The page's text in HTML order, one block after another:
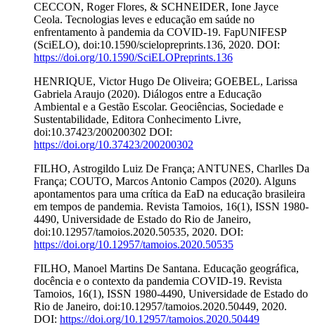
CECCON, Roger Flores, & SCHNEIDER, Ione Jayce
Ceola. Tecnologias leves e educação em saúde no
enfrentamento à pandemia da COVID-19. FapUNIFESP
(SciELO), doi:10.1590/scielopreprints.136, 2020. DOI:
https://doi.org/10.1590/SciELOPreprints.136
HENRIQUE, Victor Hugo De Oliveira; GOEBEL, Larissa
Gabriela Araujo (2020). Diálogos entre a Educação
Ambiental e a Gestão Escolar. Geociências, Sociedade e
Sustentabilidade, Editora Conhecimento Livre,
doi:10.37423/200200302 DOI:
https://doi.org/10.37423/200200302
FILHO, Astrogildo Luiz De França; ANTUNES, Charlles Da
França; COUTO, Marcos Antonio Campos (2020). Alguns
apontamentos para uma crítica da EaD na educação brasileira
em tempos de pandemia. Revista Tamoios, 16(1), ISSN 1980-
4490, Universidade de Estado do Rio de Janeiro,
doi:10.12957/tamoios.2020.50535, 2020. DOI:
https://doi.org/10.12957/tamoios.2020.50535
FILHO, Manoel Martins De Santana. Educação geográfica,
docência e o contexto da pandemia COVID-19. Revista
Tamoios, 16(1), ISSN 1980-4490, Universidade de Estado do
Rio de Janeiro, doi:10.12957/tamoios.2020.50449, 2020.
DOI: https://doi.org/10.12957/tamoios.2020.50449